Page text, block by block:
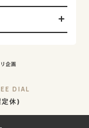
DIAL
休)